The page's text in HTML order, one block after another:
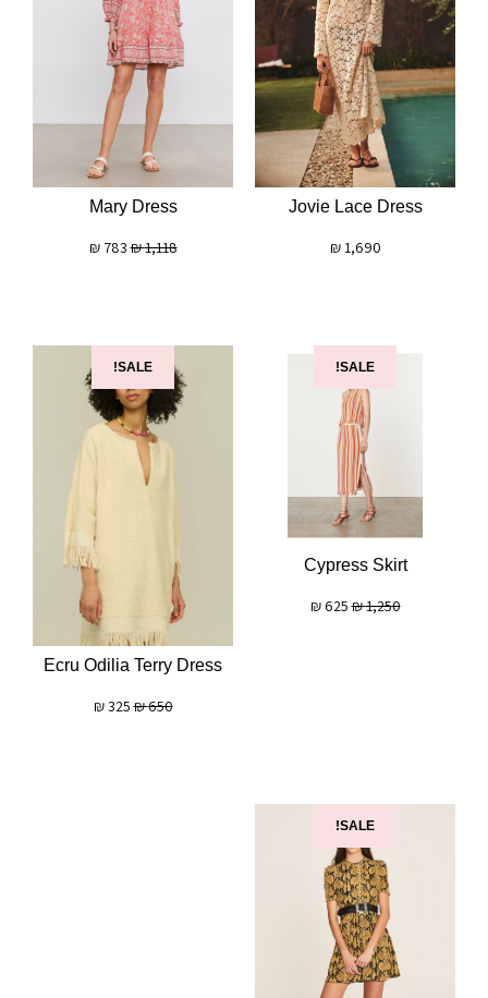
Jovie Lace Dress
1,690
₪
Mary Dress
1,118
₪
783
₪
SALE!
Cypress Skirt
1,250
₪
625
₪
SALE!
Ecru Odilia Terry Dress
650
₪
325
₪
SALE!